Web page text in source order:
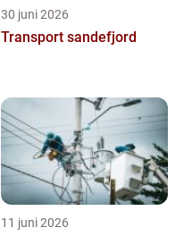
30 juni 2026
Transport sandefjord
11 juni 2026